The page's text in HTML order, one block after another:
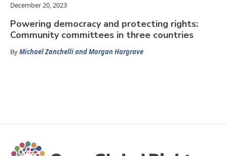
December 20, 2023
Powering democracy and protecting rights:
Community committees in three countries
ByMichael Zanchelli and Morgan Hargrave